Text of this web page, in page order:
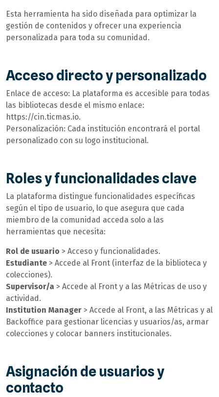
Esta herramienta ha sido diseñada para optimizar la
gestión de contenidos y ofrecer una experiencia
personalizada para toda su comunidad.
Acceso directo y personalizado
Enlace de acceso: La plataforma es accesible para todas
las bibliotecas desde el mismo enlace:
https://cin.ticmas.io.
Personalización: Cada institución encontrará el portal
personalizado con su logo institucional.
Roles y funcionalidades clave
La plataforma distingue funcionalidades específicas
según el tipo de usuario, lo que asegura que cada
miembro de la comunidad acceda solo a las
herramientas que necesita:
Rol de usuario > Acceso y funcionalidades.
Estudiante > Accede al Front (interfaz de la biblioteca y
colecciones).
Supervisor/a > Accede al Front y a las Métricas de uso y
actividad.
Institution Manager > Accede al Front, a las Métricas y al
Backoffice para gestionar licencias y usuarios/as, armar
colecciones y colocar banners institucionales.
Asignación de usuarios y
contacto